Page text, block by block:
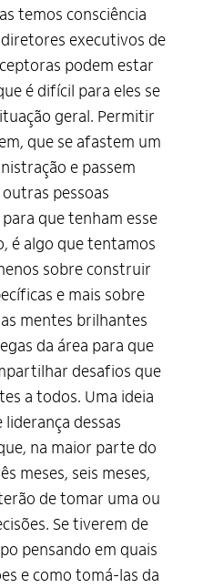
temos consciência
executivos de
podem estar
é difícil para eles se
geral. Permitir
que se afastem um
e passem
pessoas
que tenham esse
é algo que tentamos
sobre construir
e mais sobre
mentes brilhantes
da área para que
desafios que
a todos. Uma ideia
dessas
na maior parte do
meses, seis meses,
de tomar uma ou
Se tiverem de
pensando em quais
e como tomá-las da